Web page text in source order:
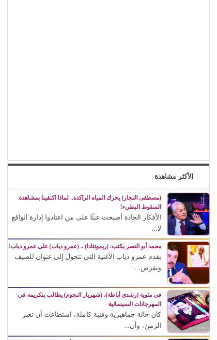
الأكثر مشاهدة
(مصطفى النجار) يحرك المياه الراكدة.. لماذا اكتفينا بمشاهدة
السقوط البطيء!
الأفكار الجادة أصبحت عبئًا على من اعتادوا إدارة الواقع
لا...
محمد أبو النصر يكتب: (ريمونتادا) .. (عمرو دياب) على عمرو دياب!
يقدم عمرو دياب الأغنية التي تتحول إلى عنوان للصيف
وتفرض...
في مئوية (رشدي أباظة)، (شهريار النجوم) يطالب بتكريمه في
المهرجانات السينمائية
كان حالة جماهيرية وفنية كاملة، استطاعت أن تعبر
الزمن، وأن...